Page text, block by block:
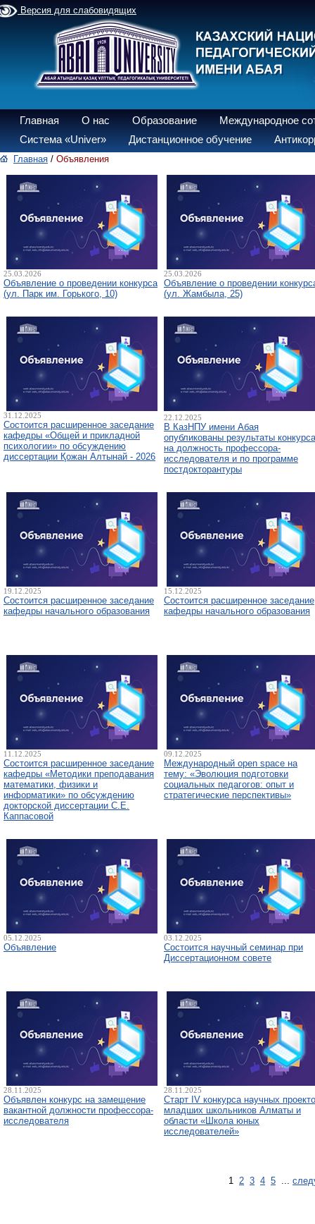
Версия для слабовидящих
Главная О нас Образование
Международное
Система «Univer»
Дистанционное обучение
Главная / Объявления
25.03.2026
Объявление о проведении конкурса
(ул. Парк им. Горького, 10)
25.03.2026
Объявление о проведении
(ул. Жамбыла, 25)
31.12.2025
Состоится расширенное заседание
кафедры «Общей и прикладной
психологии» по обсуждению
диссертации Қожан Алтынай - 2026
22.12.2025
В КазНПУ имени Абая
опубликованы результаты конкурса
на должность профессора-
исследователя и по программе
постдокторантуры
19.12.2025
Состоится расширенное заседание
кафедры начального образования
15.12.2025
Состоится расширенное заседание
кафедры начального образования
11.12.2025
Состоится расширенное заседание
кафедры «Методики преподавания
математики, физики и
информатики» по обсуждению
докторской диссертации С.Е.
Каппасовой
09.12.2025
Международный open space на
тему: «Эволюция подготовки
социальных педагогов: опыт и
стратегические перспективы»
05.12.2025
Объявление
03.12.2025
Состоится научный семинар при
Диссертационном совете
28.11.2025
Объявлен конкурс на замещение
вакантной должности профессора-
исследователя
28.11.2025
Старт IV конкурса научных
младших школьников Алматы и
области «Школа юных
исследователей»
1 2 3 4 5 ...